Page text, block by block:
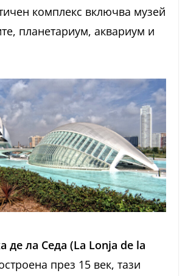
комплекс включва музей
планетариум, аквариум и
де ла Седа (La Lonja de la
през 15 век, тази